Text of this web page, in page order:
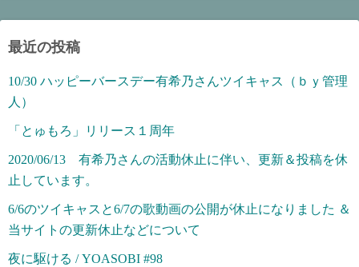
最近の投稿
10/30 ハッピーバースデー有希乃さんツイキャス（ｂｙ管理
人）
「とゅもろ」リリース１周年
2020/06/13 有希乃さんの活動休止に伴い、更新＆投稿を休
止しています。
6/6のツイキャスと6/7の歌動画の公開が休止になりました ＆
当サイトの更新休止などについて
夜に駆ける / YOASOBI #98